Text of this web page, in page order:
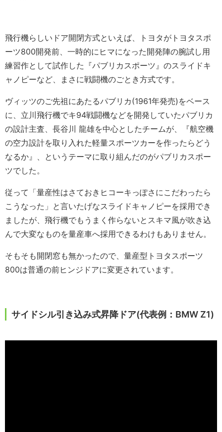
飛行機らしいドア開閉方式といえば、トヨタがトヨタスポ
ーツ800開発前、一時的にヒマになった開発陣の腕試し用
練習作として試作した『パブリカスポーツ』のスライドキ
ャノピーなど、まさに戦闘機のごとき方式です。
ヴィッツのご先祖にあたるパブリカ(1961年発売)をベース
に、立川飛行機でキ94戦闘機などを開発していたパブリカ
の設計主査、長谷川 龍雄を中心としたチームが、『航空機
の空力設計を取り入れた軽量スポーツカーを作ったらどう
なるか』、というテーマに取り組んだのがパブリカスポー
ツでした。
従って「量産性はさておきヒコーキっぽさにこだわったら
こうなった」と言いたげなスライドキャノピーを採用でき
ましたが、飛行機でもうまく作らないとスキマ風が吹き込
んで大変なものを量産車へ採用できるわけもありません。
そもそも開閉窓も無かったので、量産型トヨタスポーツ
800は普通の前ヒンジドアに変更されています。
サイドシル引き込み式昇降ドア(代表例：BMW Z1)